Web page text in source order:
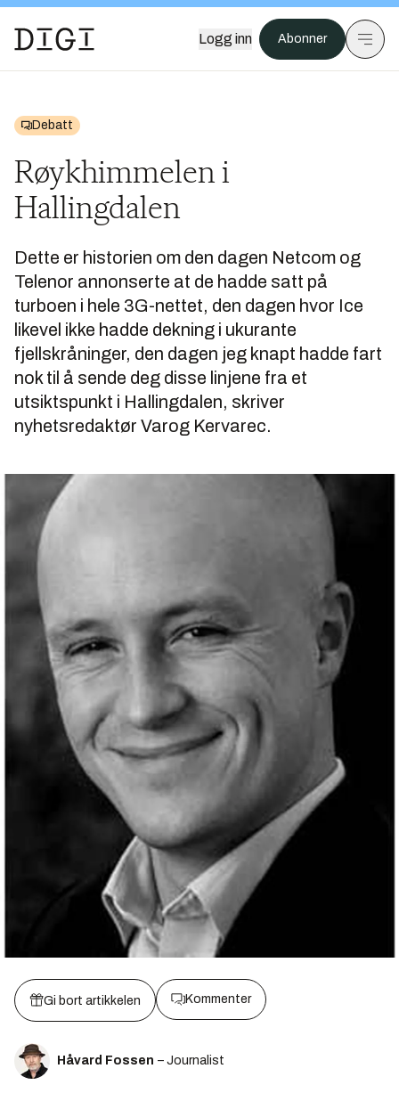
Logg inn Abonner
Debatt
Røykhimmelen i
Hallingdalen
Dette er historien om den dagen Netcom og
Telenor annonserte at de hadde satt på
turboen i hele 3G-nettet, den dagen hvor Ice
likevel ikke hadde dekning i ukurante
fjellskråninger, den dagen jeg knapt hadde fart
nok til å sende deg disse linjene fra et
utsiktspunkt i Hallingdalen, skriver
nyhetsredaktør Varog Kervarec.
Gi bort artikkelen Kommenter
Håvard Fossen – Journalist